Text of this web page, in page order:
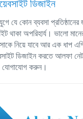
ডিজাইন
যে কোন ব্যবসা
থাকা অপরিহার্য। ভালো
নিয়ে যাবে আর এক ধাপ
ডিজাইন করতে আলফা
যোগাযোগ করুন।